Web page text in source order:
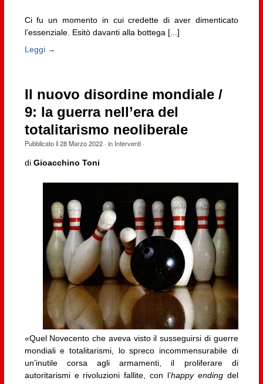
Ci fu un momento in cui credette di aver dimenticato
l’essenziale. Esitò davanti alla bottega [...]
Leggi →
Il nuovo disordine mondiale /
9: la guerra nell’era del
totalitarismo neoliberale
Pubblicato il28 Marzo 2022· in Interventi·
di Gioacchino Toni
«Quel Novecento che aveva visto il susseguirsi di guerre
mondiali e totalitarismi, lo spreco incommensurabile di
un’inutile corsa agli armamenti, il proliferare di
autoritarismi e rivoluzioni fallite, con l’happy endingdel